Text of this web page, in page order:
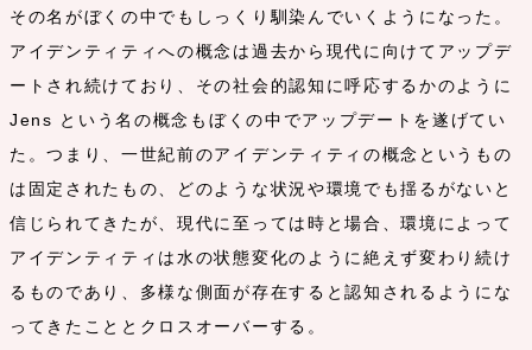
その名がぼくの中でもしっくり馴染んでいくようになった。
アイデンティティへの概念は過去から現代に向けてアップデ
ートされ続けており、その社会的認知に呼応するかのように
Jens という名の概念もぼくの中でアップデートを遂げてい
た。つまり、一世紀前のアイデンティティの概念というもの
は固定されたもの、どのような状況や環境でも揺るがないと
信じられてきたが、現代に至っては時と場合、環境によって
アイデンティティは水の状態変化のように絶えず変わり続け
るものであり、多様な側面が存在すると認知されるようにな
ってきたこととクロスオーバーする。